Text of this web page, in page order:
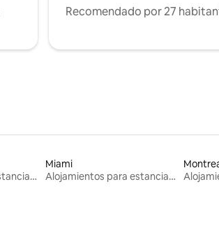
Recomendado por 27
Alojamientos para estancias largas
Miami
Alojamientos para estancias largas